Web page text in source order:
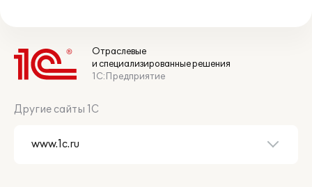
Отраслевые
и специализированные решения
1С:Предприятие
Другие сайты 1С